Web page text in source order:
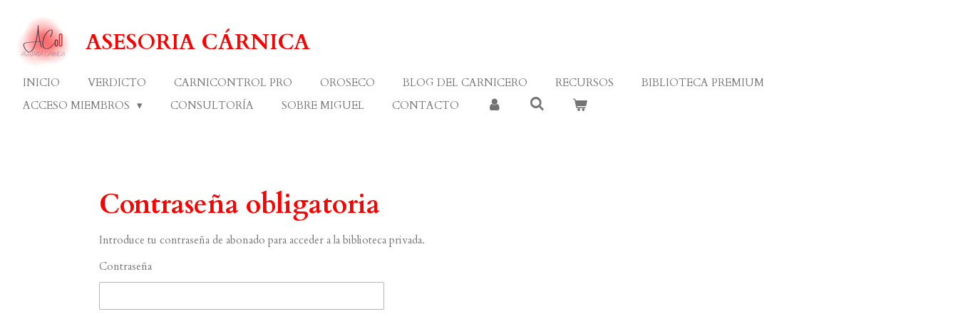
contenido
principal
ASESORIA CÁRNICA
INICIO VERDICTO CARNICONTROL PRO OROSECO BLOG DEL CARNICERO RECURSOS
BIBLIOTECA PREMIUM
ACCESO MIEMBROS
CONSULTORÍA SOBRE MIGUEL CONTACTO
Contraseña obligatoria
Introduce tu contraseña de abonado para acceder a la biblioteca privada.
Contraseña